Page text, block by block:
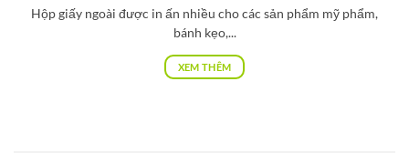
Hộp giấy ngoài được in ấn nhiều cho các sản phẩm mỹ phẩm,
bánh kẹo,...
XEM THÊM